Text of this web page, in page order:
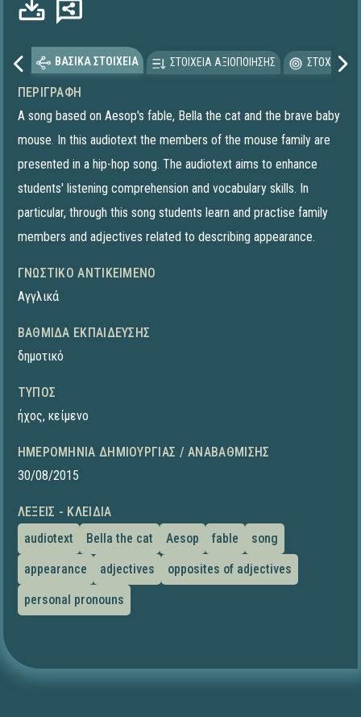
ΒΑΣΙΚΑ ΣΤΟΙΧΕΙΑ ΣΤΟΙΧΕΙΑ ΑΞΙΟΠΟΙΗΣΗΣ
ΠΕΡΙΓΡΑΦΉ
A song based on Aesop's fable, Bella the cat and the brave baby
mouse. In this audiotext the members of the mouse family are
presented in a hip-hop song. The audiotext aims to enhance
students' listening comprehension and vocabulary skills. In
particular, through this song students learn and practise family
members and adjectives related to describing appearance.
ΓΝΩΣΤΙΚΌ ΑΝΤΙΚΕΊΜΕΝΟ
Αγγλικά
ΒΑΘΜΊΔΑ ΕΚΠΑΊΔΕΥΣΗΣ
δημοτικό
ΤΎΠΟΣ
ήχος, κείμενο
ΗΜΕΡΟΜΗΝΊΑ ΔΗΜΙΟΥΡΓΊΑΣ / ΑΝΑΒΆΘΜΙΣΗΣ
30/08/2015
ΛΈΞΕΙΣ - ΚΛΕΙΔΙΆ
audiotext
Bella the cat Aesop fable
song
appearance
adjectives
opposites of adjectives
personal pronouns